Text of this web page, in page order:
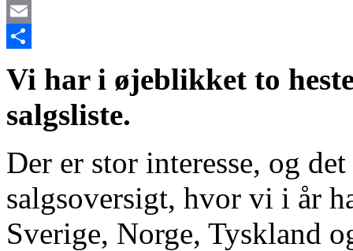
X
Email
Vi har i øjeblikket to
salgsliste.
Der er stor interesse, og
salgsoversigt, hvor vi i år
Sverige, Norge, Tyskland